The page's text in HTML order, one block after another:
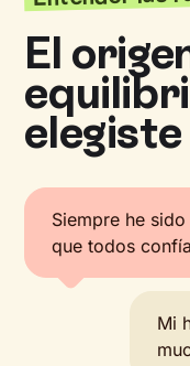
El
elegiste
Siempre he
que todos
Mi